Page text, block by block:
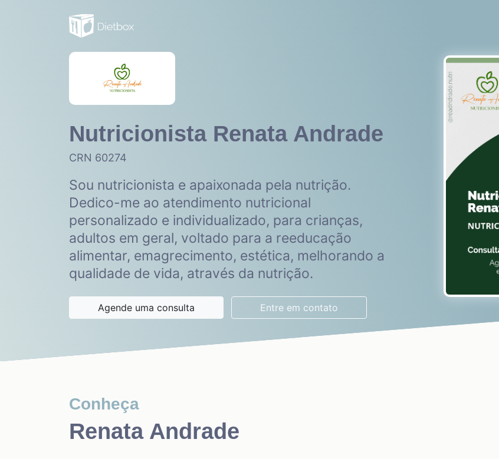
Nutricionista Renata Andrade
CRN 60274
Sou nutricionista e apaixonada pela nutrição.
Dedico-me ao atendimento nutricional
personalizado e individualizado, para crianças,
adultos em geral, voltado para a reeducação
alimentar, emagrecimento, estética, melhorando a
qualidade de vida, através da nutrição.
Agende uma consulta Entre em contato
Conheça
Renata Andrade